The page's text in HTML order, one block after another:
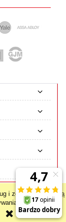
i zgodnie z Polityką
lub dostępu do